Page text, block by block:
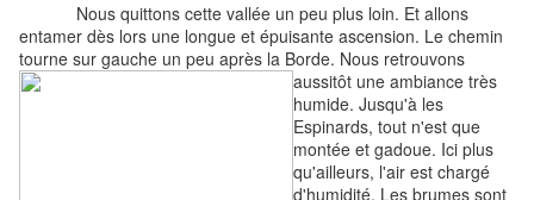
Nous quittons cette vallée un peu plus loin. Et allons
entamer dès lors une longue et épuisante ascension. Le chemin
tourne sur gauche un peu après la Borde. Nous retrouvons
aussitôt une ambiance très
humide. Jusqu'à les
Espinards, tout n'est que
montée et gadoue. Ici plus
qu'ailleurs, l'air est chargé
d'humidité. Les brumes sont